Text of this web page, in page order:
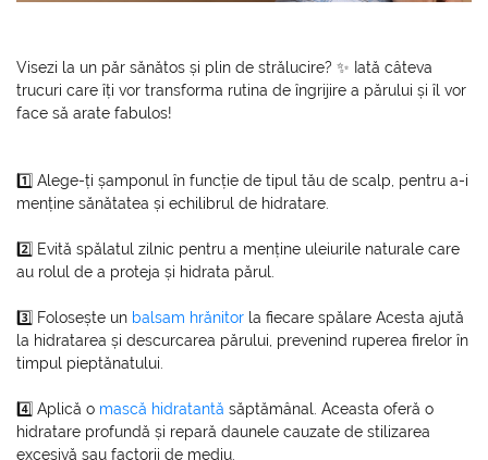
Visezi la un păr sănătos și plin de strălucire? ✨ Iată câteva
trucuri care îți vor transforma rutina de îngrijire a părului și îl vor
face să arate fabulos!
1️⃣ Alege-ți șamponul în funcție de tipul tău de scalp, pentru a-i
menține sănătatea și echilibrul de hidratare.
2️⃣ Evită spălatul zilnic pentru a menține uleiurile naturale care
au rolul de a proteja și hidrata părul.
3️⃣ Folosește un balsam hrănitor la fiecare spălare Acesta ajută
la hidratarea și descurcarea părului, prevenind ruperea firelor în
timpul pieptănatului.
4️⃣ Aplică o mască hidratantă săptămânal. Aceasta oferă o
hidratare profundă și repară daunele cauzate de stilizarea
excesivă sau factorii de mediu.